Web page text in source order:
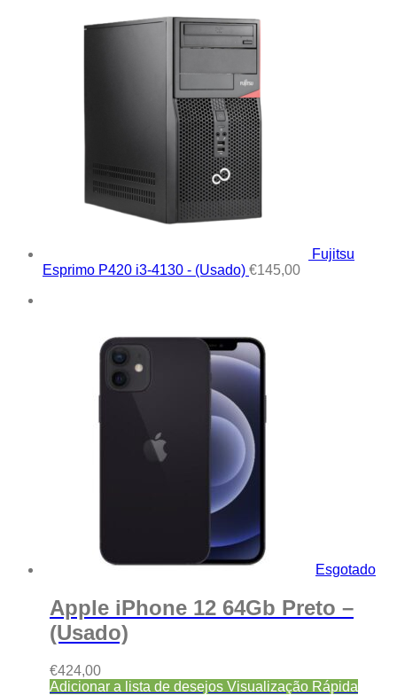
Fujitsu
Esprimo P420 i3-4130 - (Usado) €145,00
Esgotado
Apple iPhone 12 64Gb Preto –
(Usado)
€424,00
Adicionar a lista de desejos Visualização Rápida